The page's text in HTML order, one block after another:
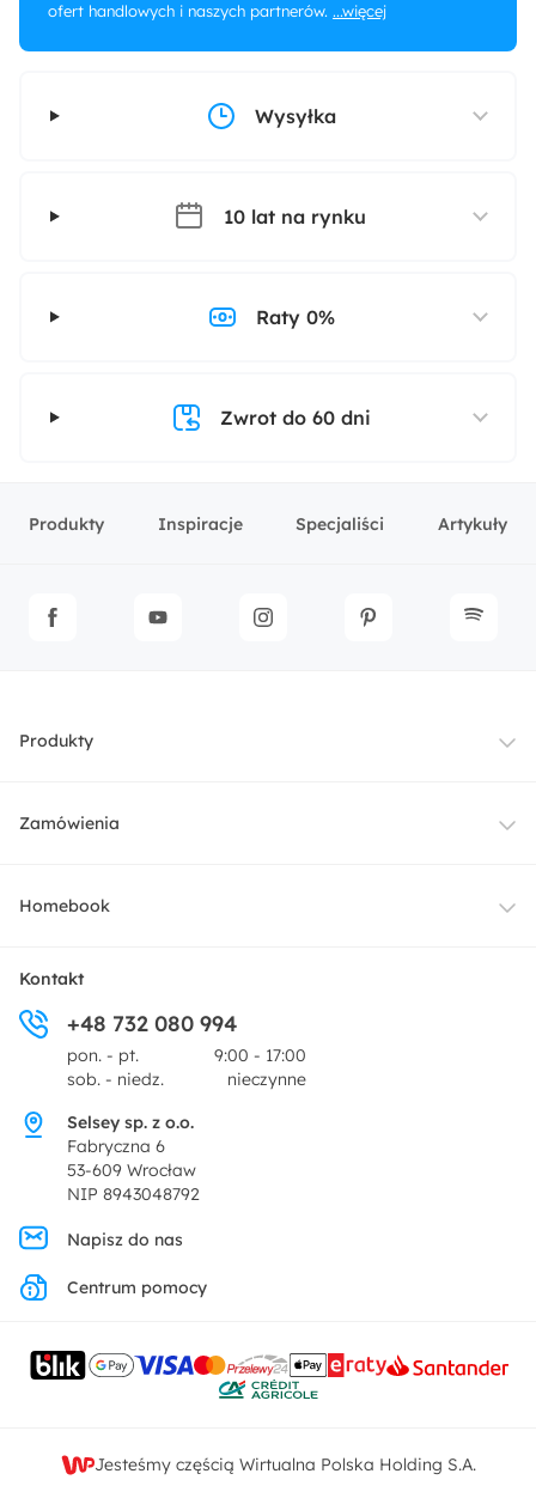
ofert handlowych i naszych partnerów. ...więcej
Wysyłka
10 lat na rynku
Raty 0%
Zwrot do 60 dni
Produkty Inspiracje Specjaliści Artykuły
Produkty
Meble
Dekoracje i akcesoria
Promocje
Zamówienia
Dostawa
Zwroty
Pytania i odpowiedzi
Homebook
O nas
Centrum prasowe
Regulamin
Polityka prywatności
Ustawienia prywatności
Kontakt
Kontakt
+48 732 080 994
pon. - pt.
9:00 - 17:00
sob. - niedz.
nieczynne
Selsey sp. z o.o.
Fabryczna 6
53-609 Wrocław
NIP 8943048792
Napisz do nas
Centrum pomocy
Jesteśmy częścią Wirtualna Polska Holding S.A.